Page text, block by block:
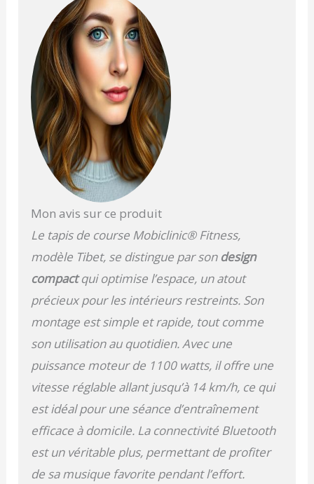
Mon avis sur ce produit
Le tapis de course Mobiclinic® Fitness,
modèle Tibet, se distingue par son design
compactqui optimise l’espace, un atout
précieux pour les intérieurs restreints. Son
montage est simple et rapide, tout comme
son utilisation au quotidien. Avec une
puissance moteur de 1100 watts, il offre une
vitesse réglable allant jusqu’à 14 km/h, ce qui
est idéal pour une séance d’entraînement
efficace à domicile. La connectivité Bluetooth
est un véritable plus, permettant de profiter
de sa musique favorite pendant l’effort.